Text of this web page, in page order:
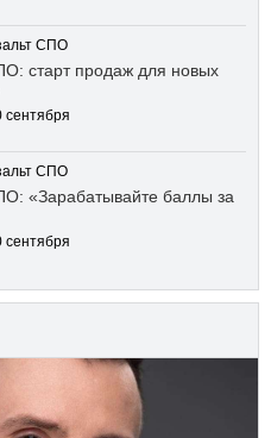
СПО
старт продаж для новых
СПО
«Зарабатывайте баллы за